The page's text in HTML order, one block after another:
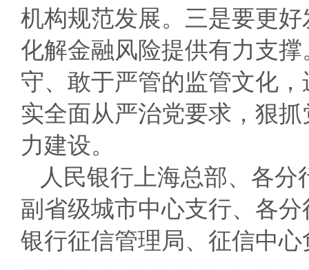
机构规范发展。三是要更好
化解金融风险提供有力支
守、敢于严管的监管文化
实全面从严治党要求，狠
力建设。
人民银行上海总部、各
副省级城市中心支行、各
银行征信管理局、征信中